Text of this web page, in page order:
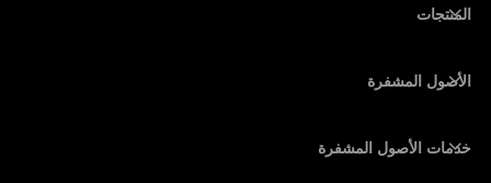
المنتجات
محفظة أجهزة
Ledger Stax
الأصول المشفرة
محفظة إيثريوم
خدمات الأصول المشفرة